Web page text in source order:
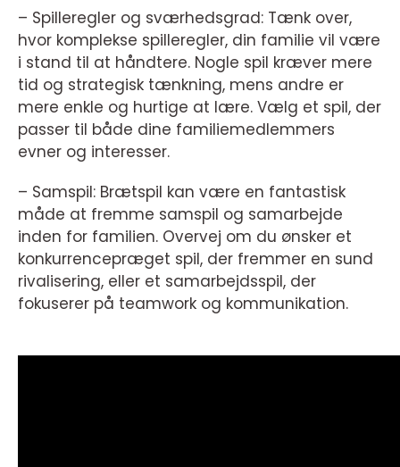
– Spilleregler og sværhedsgrad: Tænk over,
hvor komplekse spilleregler, din familie vil være
i stand til at håndtere. Nogle spil kræver mere
tid og strategisk tænkning, mens andre er
mere enkle og hurtige at lære. Vælg et spil, der
passer til både dine familiemedlemmers
evner og interesser.
– Samspil: Brætspil kan være en fantastisk
måde at fremme samspil og samarbejde
inden for familien. Overvej om du ønsker et
konkurrencepræget spil, der fremmer en sund
rivalisering, eller et samarbejdsspil, der
fokuserer på teamwork og kommunikation.